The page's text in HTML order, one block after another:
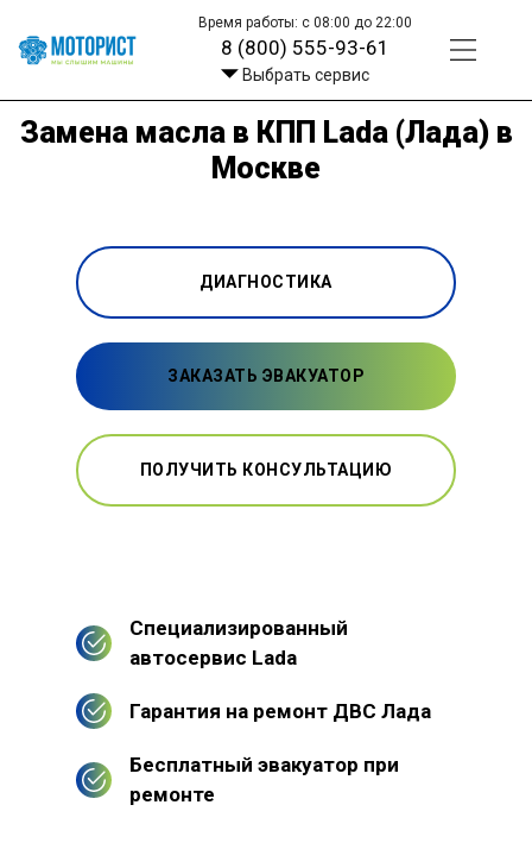
Время работы: с 08:00 до 22:00
8 (800) 555-93-61
Выбрать сервис
Замена масла в КПП Lada (Лада) в
Москве
ДИАГНОСТИКА
ЗАКАЗАТЬ ЭВАКУАТОР
ПОЛУЧИТЬ КОНСУЛЬТАЦИЮ
Специализированный
автосервис Lada
Гарантия на ремонт ДВС Лада
Бесплатный эвакуатор при
ремонте